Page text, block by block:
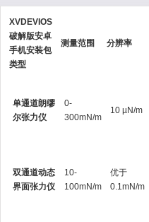
XVDEVIOS
破解版安卓
手机安装包
类型
测量范围 分辨率
单通道朗缪
尔张力仪
0-
300mN/m
10 µN/m
双通道动态
界面张力仪
10-
100mN/m
优于
0.1mN/m